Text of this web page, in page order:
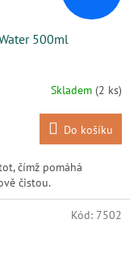
500ml
Skladem (2 ks)
Do košíku
čímž pomáhá
čistou.
Kód: 7502